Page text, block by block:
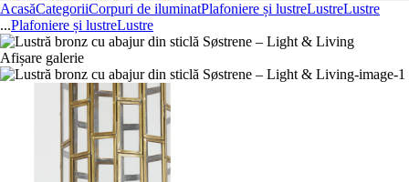
AcasăCategoriiCorpuri de iluminatPlafoniere și lustreLustreLustre
...Plafoniere și lustreLustre
Afișare galerie